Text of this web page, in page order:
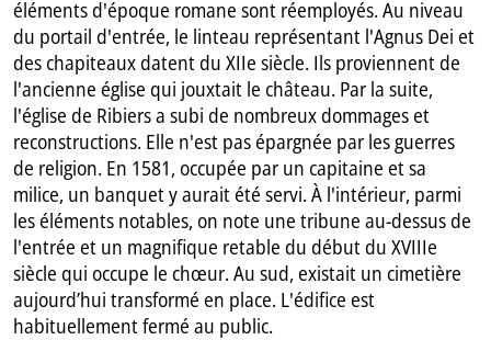
éléments d'époque romane sont réemployés. Au niveau
du portail d'entrée, le linteau représentant l'Agnus Dei et
des chapiteaux datent du XIIe siècle. Ils proviennent de
l'ancienne église qui jouxtait le château. Par la suite,
l'église de Ribiers a subi de nombreux dommages et
reconstructions. Elle n'est pas épargnée par les guerres
de religion. En 1581, occupée par un capitaine et sa
milice, un banquet y aurait été servi. À l'intérieur, parmi
les éléments notables, on note une tribune au-dessus de
l'entrée et un magnifique retable du début du XVIIIe
siècle qui occupe le chœur. Au sud, existait un cimetière
aujourd’hui transformé en place. L'édifice est
habituellement fermé au public.